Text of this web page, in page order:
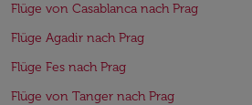
Flüge von Casablanca nach Prag
Flüge Agadir nach Prag
Flüge Fes nach Prag
Flüge von Tanger nach Prag